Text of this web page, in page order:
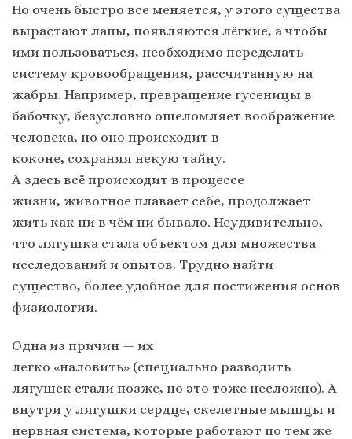
Но очень быстро все меняется, у этого существа
вырастают лапы, появляются лёгкие, а чтобы
ими пользоваться, необходимо переделать
систему кровообращения, рассчитанную на
жабры. Например, превращение гусеницы в
бабочку, безусловно ошеломляет воображение
человека, но оно происходит в
коконе, сохраняя некую тайну.
А здесь всё происходит в процессе
жизни, животное плавает себе, продолжает
жить как ни в чём ни бывало. Неудивительно,
что лягушка стала объектом для множества
исследований и опытов. Трудно найти
существо, более удобное для постижения основ
физиологии.
Одна из причин — их
легко «наловить» (специально разводить
лягушек стали позже, но это тоже несложно). А
внутри у лягушки сердце, скелетные мышцы и
нервная система, которые работают по тем же